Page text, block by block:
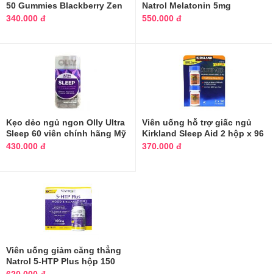
50 Gummies Blackberry Zen
340.000 đ
Natrol Melatonin 5mg
Gummies 180
550.000 đ
Kẹo dẻo ngủ ngon Olly Ultra
Sleep 60 viên chính hãng Mỹ
430.000 đ
Viên uống hỗ trợ giấc ngủ
Kirkland Sleep Aid 2 hộp x 96
viên
370.000 đ
Viên uống giảm căng thẳng
Natrol 5-HTP Plus hộp 150